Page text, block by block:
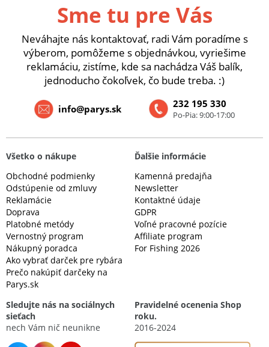
Sme tu pre Vás
Neváhajte nás kontaktovať, radi Vám poradíme s
výberom, pomôžeme s objednávkou, vyriešime
reklamáciu, zistíme, kde sa nachádza Váš balík,
jednoducho čokoľvek, čo bude treba. :)
232 195 330
Po-Pia: 9:00-17:00
info@parys.sk
Všetko o nákupe
Obchodné podmienky
Odstúpenie od zmluvy
Reklamácie
Doprava
Platobné metódy
Vernostný program
Nákupný poradca
Ako vybrať darček pre rybára
Prečo nakúpiť darčeky na
Parys.sk
Ďalšie informácie
Kamenná predajňa
Newsletter
Kontaktné údaje
GDPR
Voľné pracovné pozície
Affiliate program
For Fishing 2026
Sledujte nás na sociálnych
sieťach
nech Vám nič neunikne
Pravidelné ocenenia Shop
roku.
2016-2024